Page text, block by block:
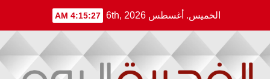
content
الخميس. أغسطس 6th, 2026 4:15:28 AM